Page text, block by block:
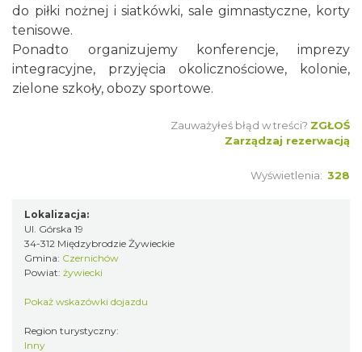
do piłki nożnej i siatkówki, sale gimnastyczne, korty
tenisowe.
Ponadto organizujemy konferencje, imprezy
integracyjne, przyjęcia okolicznościowe, kolonie,
zielone szkoły, obozy sportowe.
Zauważyłeś błąd w treści? ZGŁOŚ
Zarządzaj rezerwacją
Wyświetlenia: 328
Lokalizacja:
Ul. Górska 19
34-312 Międzybrodzie Żywieckie
Gmina: Czernichów
Powiat: żywiecki
Pokaż wskazówki dojazdu
Region turystyczny:
Inny